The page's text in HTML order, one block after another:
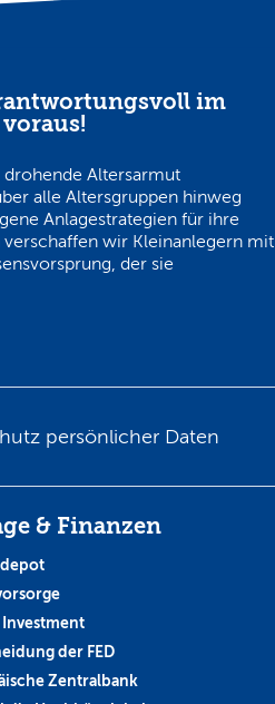
im
Altersarmut
alle Altersgruppen hinweg
Anlagestrategien für ihre
wir Kleinanlegern mit
der sie
persönlicher Daten
& Finanzen
Investment
der FED
Zentralbank